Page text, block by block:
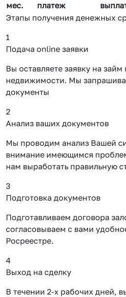
мес.
платеж
Этапы получения денежных
1
Подача online заявки
Вы оставляете заявку на займ
недвижимости. Мы
документы
2
Анализ ваших документов
Мы проводим анализ Вашей
внимание имеющимся
нам выработать правильную
3
Подготовка документов
Подготавливаем договора
согласовываем с вами
Росреестре.
4
Выход на сделку
В течении 2-х рабочих дней,